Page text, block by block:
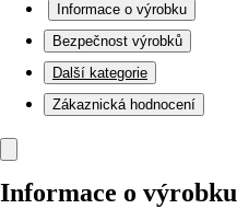
Informace o výrobku
Bezpečnost výrobků
Další kategorie
Zákaznická hodnocení
Informace o výrobku